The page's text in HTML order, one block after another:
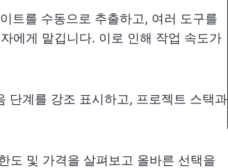
트를 수동으로 추출하고, 여러 도구를
에게 맡깁니다. 이로 인해 작업 속도가
단계를 강조 표시하고, 프로젝트 스택과
도 및 가격을 살펴보고 올바른 선택을